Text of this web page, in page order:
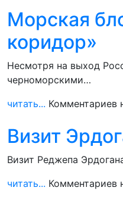
Морская
коридор»
Несмотря на выход
черноморскими…
читать... Комментариев
Визит
Визит Реджепа
читать... Комментариев